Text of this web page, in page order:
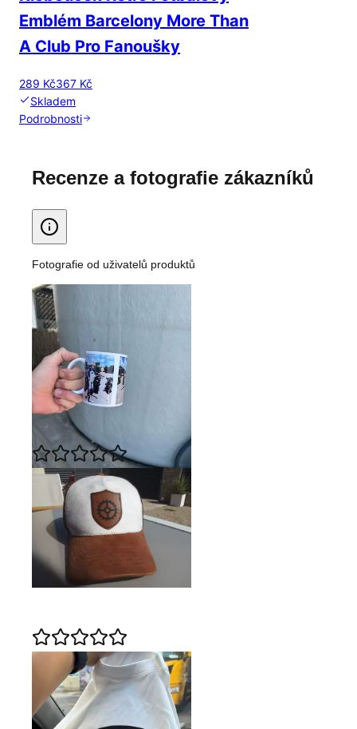
Emblém Barcelony More Than
A Club Pro Fanoušky
289 Kč367 Kč
Skladem
Podrobnosti
Recenze a fotografie zákazníků
Fotografie od uživatelů produktů